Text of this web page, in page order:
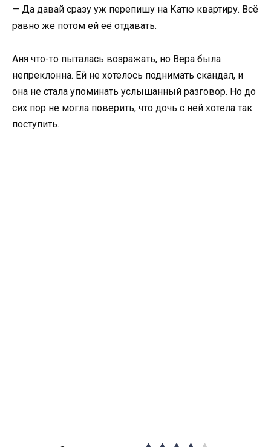
— Да давай сразу уж перепишу на Катю квартиру. Всё
равно же потом ей её отдавать.
Аня что-то пыталась возражать, но Вера была
непреклонна. Ей не хотелось поднимать скандал, и
она не стала упоминать услышанный разговор. Но до
сих пор не могла поверить, что дочь с ней хотела так
поступить.